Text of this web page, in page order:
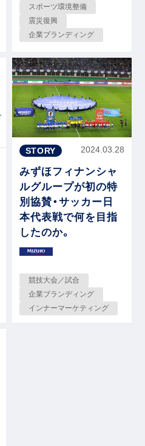
スポーツ環境整備
震災復興
企業ブランディング
STORY 2024.03.28
みずほフィナンシャ
ルグループが初の特
別協賛・サッカー日
本代表戦で何を目指
したのか。
競技大会／試合
企業ブランディング
インナーマーケティング